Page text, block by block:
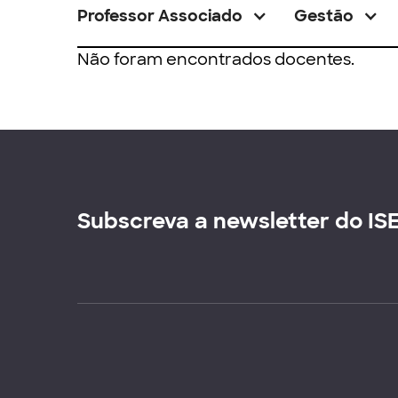
Professor Associado Gestão
Não foram encontrados docentes.
Subscreva a newsletter do